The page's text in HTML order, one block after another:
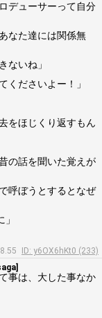
デューサーって自分
なた達には関係無
いね」
くださいよー！」
をほじくり返すもん
の話を聞いた覚えが
呼ぼうとするとなぜ
ID: y6OX6hKt0 (233)
事は、大した事なか